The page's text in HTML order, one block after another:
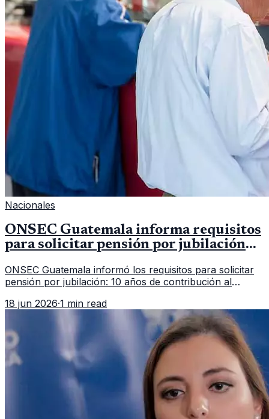
Nacionales
ONSEC Guatemala informa requisitos
para solicitar pensión por jubilación
ONSEC Guatemala informó los requisitos para solicitar
pensión por jubilación: 10 años de contribución al
importar edad.
18 jun 2026·1 min read